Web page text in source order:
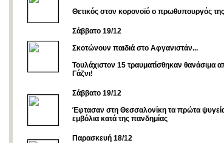
Θετικός στον κορονοϊό ο πρωθυπουργός
Σάββατο 19/12
Σκοτώνουν παιδιά στο Αφγανιστάν...
Τουλάχιστον 15 τραυματίσθηκαν θανάσιμα
Γάζνι!
Σάββατο 19/12
Έφτασαν στη Θεσσαλονίκη τα πρώτα
εμβόλια κατά της πανδημίας
Παρασκευή 18/12